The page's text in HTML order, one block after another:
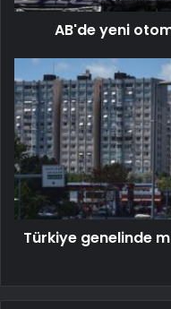
AB'de yeni
Türkiye genelinde